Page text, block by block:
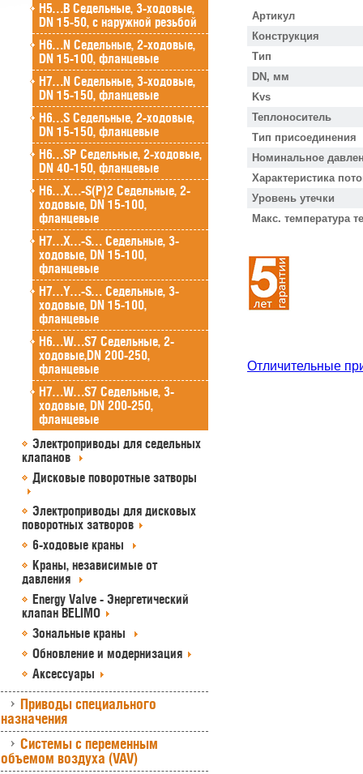
H5…B Седельные, 3-ходовые,
DN 15-50, с наружной резьбой
H6…N Седельные, 2-ходовые,
DN 15-100, фланцевые
H7…N Седельные, 3-ходовые,
DN 15-150, фланцевые
H6…S Седельные, 2-ходовые,
DN 15-150, фланцевые
H6…SP Седельные, 2-ходовые,
DN 40-150, фланцевые
H6…X…-S(P)2 Седельные, 2-
ходовые, DN 15-100,
фланцевые
H7…X…-S… Седельные, 3-
ходовые, DN 15-100,
фланцевые
H7…Y…-S… Седельные, 3-
ходовые, DN 15-100,
фланцевые
H6…W…S7 Седельные, 2-
ходовые,DN 200-250,
фланцевые
H7…W…S7 Седельные, 3-
ходовые, DN 200-250,
фланцевые
Электроприводы для седельных
клапанов
Дисковые поворотные затворы
Электроприводы для дисковых
поворотных затворов
6-ходовые краны
Краны, независимые от
давления
Energy Valve - Энергетический
клапан BELIMO
Зональные краны
Обновление и модернизация
Аксессуары
Приводы специального
назначения
Системы с переменным
объемом воздуха (VAV)
Артикул
Конструкция
Тип
DN, мм
Kvs
Теплоноситель
Тип присоединения
Номинальное
Характеристика
Уровень утечки
Макс. температура
Отличительные